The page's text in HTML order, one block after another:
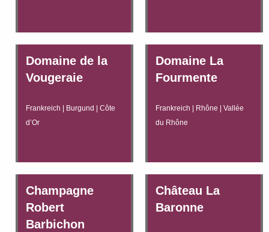
Domaine de la
Vougeraie
Frankreich | Burgund | Côte
d’Or
Domaine La
Fourmente
Frankreich | Rhône | Vallée
du Rhône
Champagne
Robert
Barbichon
Château La
Baronne